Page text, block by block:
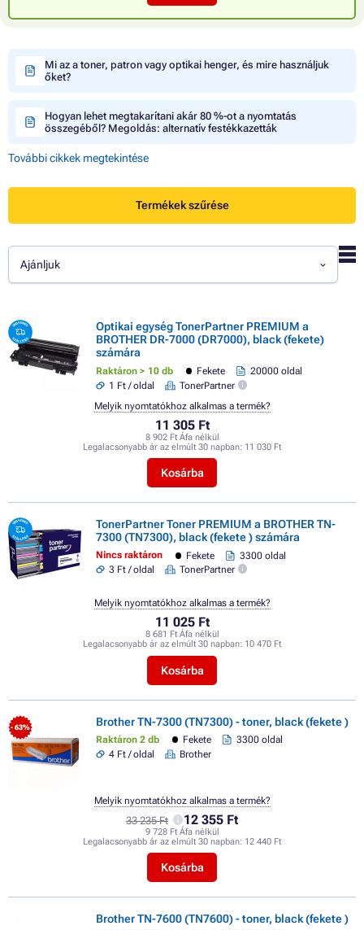
Mi az a toner, patron vagy optikai henger, és mire használjuk
őket?
Hogyan lehet megtakarítani akár 80 %-ot a nyomtatás
összegéből? Megoldás: alternatív festékkazetták
További cikkek megtekintése
Termékek szűrése
Ajánljuk
Optikai egység TonerPartner PREMIUM a
BROTHER DR-7000 (DR7000), black (fekete)
számára
Raktáron > 10 db Fekete
20000 oldal
1 Ft / oldal
TonerPartner
11 305 Ft
8 902 Ft Áfa nélkül
Legalacsonyabb ár az elmúlt 30 napban: 11 030 Ft
Kosárba
Melyik nyomtatókhoz alkalmas a termék?
TonerPartner Toner PREMIUM a BROTHER TN-
7300 (TN7300), black (fekete ) számára
Nincs raktáron Fekete
3300 oldal
3 Ft / oldal
TonerPartner
11 025 Ft
8 681 Ft Áfa nélkül
Legalacsonyabb ár az elmúlt 30 napban: 10 470 Ft
Kosárba
Melyik nyomtatókhoz alkalmas a termék?
- 63% Brother TN-7300 (TN7300) - toner, black (fekete )
Raktáron 2 db Fekete
3300 oldal
4 Ft / oldal
Brother
33 235 Ft 12 355 Ft
9 728 Ft Áfa nélkül
Legalacsonyabb ár az elmúlt 30 napban: 12 440 Ft
Kosárba
Melyik nyomtatókhoz alkalmas a termék?
Brother TN-7600 (TN7600) - toner, black (fekete )